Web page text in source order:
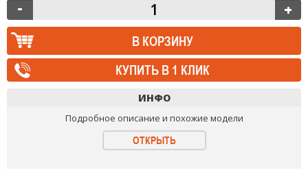
КУПИТЬ В 1 КЛИК
ИНФО
Подробное описание и похожие модели
ОТКРЫТЬ